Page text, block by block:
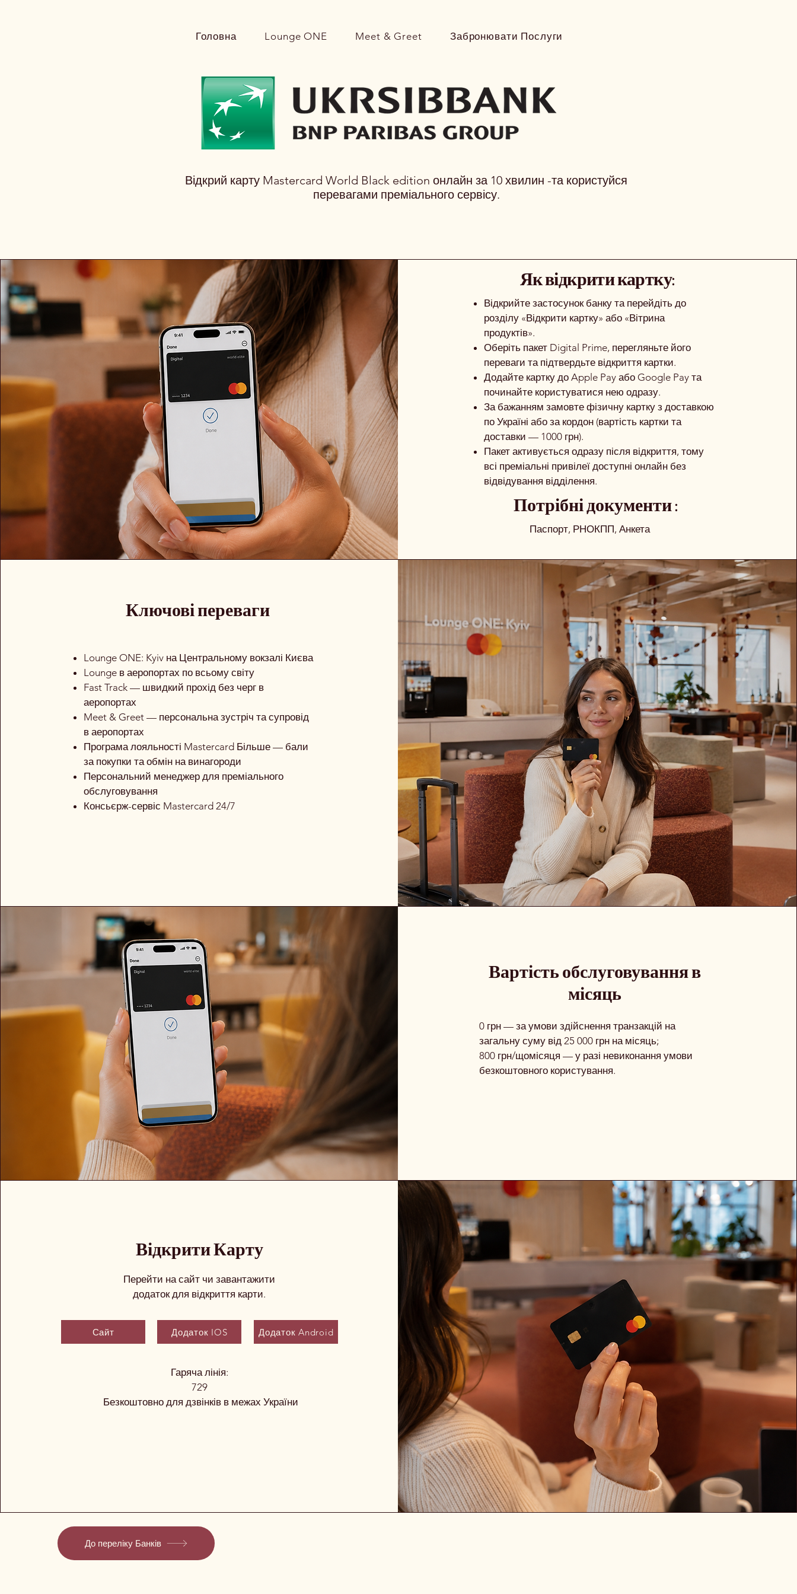
Головна Lounge ONE Meet & Greet Забронювати Послуги
Відкрий карту Mastercard World Black edition онлайн за 10 хвилин -та користуйся
перевагами преміального сервісу.
Як відкрити картку:
Відкрийте застосунок банку та перейдіть до
розділу «Відкрити картку» або «Вітрина
продуктів».
Оберіть пакет Digital Prime, перегляньте його
переваги та підтвердьте відкриття картки.
Додайте картку до Apple Pay або Google Pay та
починайте користуватися нею одразу.
За бажанням замовте фізичну картку з доставкою
по Україні або за кордон (вартість картки та
доставки — 1000 грн).
Пакет активується одразу після відкриття, тому
всі преміальні привілеї доступні онлайн без
відвідування відділення.
Потрібні документи :
Паспорт, РНОКПП, Анкета
Ключові переваги
Lounge ONE: Kyiv на Центральному вокзалі Києва
Lounge в аеропортах по всьому світу
Fast Track — швидкий прохід без черг в
аеропортах
Meet & Greet — персональна зустріч та супровід
в аеропортах
Програма лояльності Mastercard Більше — бали
за покупки та обмін на винагороди
Персональний менеджер для преміального
обслуговування
Консьєрж-сервіс Mastercard 24/7
Вартість обслуговування в
місяць
0 грн — за умови здійснення транзакцій на
загальну суму від 25 000 грн на місяць;
800 грн/щомісяця — у разі невиконання умови
безкоштовного користування.
Відкрити Карту
Перейти на сайт чи завантажити
додаток для відкриття карти.
Сайт Додаток IOS Додаток Android
Гаряча лінія:
729
Безкоштовно для дзвінків в межах України
До переліку Банків